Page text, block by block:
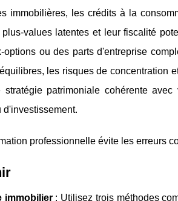
immobilières, les crédits à la
values latentes et leur fiscalité
options ou des parts d'entreprise
les risques de concentration
patrimoniale cohérente
d'investissement.
professionnelle évite les erreurs
immobilier: Utilisez trois méthodes